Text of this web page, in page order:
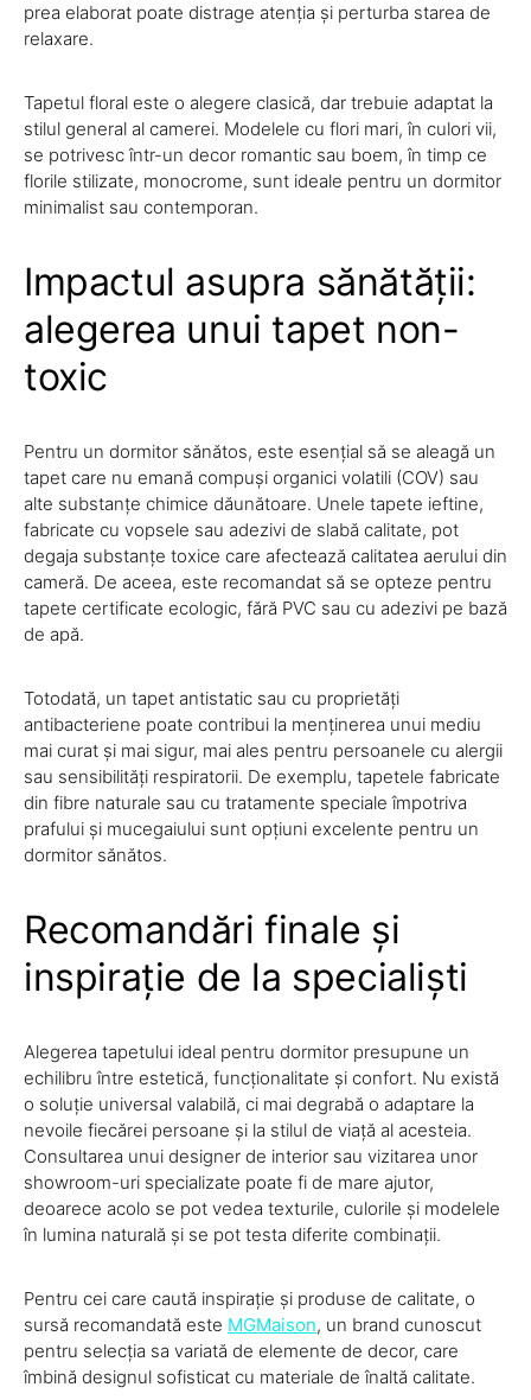
prea elaborat poate distrage atenția și perturba starea de
relaxare.
Tapetul floral este o alegere clasică, dar trebuie adaptat la
stilul general al camerei. Modelele cu flori mari, în culori vii,
se potrivesc într-un decor romantic sau boem, în timp ce
florile stilizate, monocrome, sunt ideale pentru un dormitor
minimalist sau contemporan.
Impactul asupra sănătății:
alegerea unui tapet non-
toxic
Pentru un dormitor sănătos, este esențial să se aleagă un
tapet care nu emană compuși organici volatili (COV) sau
alte substanțe chimice dăunătoare. Unele tapete ieftine,
fabricate cu vopsele sau adezivi de slabă calitate, pot
degaja substanțe toxice care afectează calitatea aerului din
cameră. De aceea, este recomandat să se opteze pentru
tapete certificate ecologic, fără PVC sau cu adezivi pe bază
de apă.
Totodată, un tapet antistatic sau cu proprietăți
antibacteriene poate contribui la menținerea unui mediu
mai curat și mai sigur, mai ales pentru persoanele cu alergii
sau sensibilități respiratorii. De exemplu, tapetele fabricate
din fibre naturale sau cu tratamente speciale împotriva
prafului și mucegaiului sunt opțiuni excelente pentru un
dormitor sănătos.
Recomandări finale și
inspirație de la specialiști
Alegerea tapetului ideal pentru dormitor presupune un
echilibru între estetică, funcționalitate și confort. Nu există
o soluție universal valabilă, ci mai degrabă o adaptare la
nevoile fiecărei persoane și la stilul de viață al acesteia.
Consultarea unui designer de interior sau vizitarea unor
showroom-uri specializate poate fi de mare ajutor,
deoarece acolo se pot vedea texturile, culorile și modelele
în lumina naturală și se pot testa diferite combinații.
Pentru cei care caută inspirație și produse de calitate, o
sursă recomandată este MGMaison, un brand cunoscut
pentru selecția sa variată de elemente de decor, care
îmbină designul sofisticat cu materiale de înaltă calitate.